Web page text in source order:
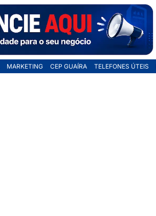
MARKETING CEP GUAÍRA TELEFONES ÚTEIS